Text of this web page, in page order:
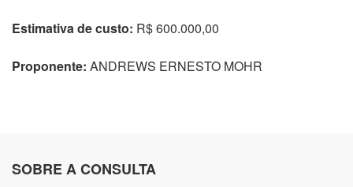
Estimativa de custo: R$ 600.000,00
Proponente: ANDREWS ERNESTO MOHR
SOBRE A CONSULTA